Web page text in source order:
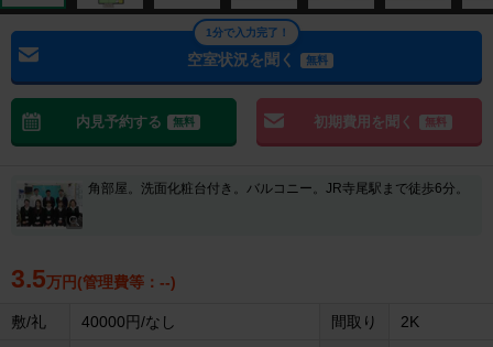
空室状況を聞く 無料
1分で入力完了！
内見予約する 無料 初期費用を聞く 無料
角部屋。洗面化粧台付き。バルコニー。JR寺尾駅まで徒歩6分。
3.5万円(管理費等：--)
敷/礼 40000円/なし 間取り 2K